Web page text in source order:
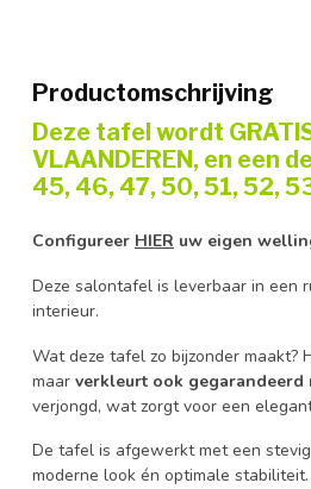
Productomschrijving
Deze tafel wordt
VLAANDEREN, en een
45, 46, 47, 50, 51, 52,
Configureer HIER uw eigen
Deze salontafel is leverbaar in een
interieur.
Wat deze tafel zo bijzonder maakt?
maar verkleurt ook gegarandeerd
verjongd, wat zorgt voor een
De tafel is afgewerkt met een stevig
moderne look én optimale stabiliteit.